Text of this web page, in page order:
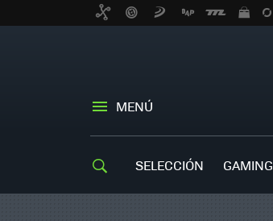
MENÚ
SELECCIÓN GAMING